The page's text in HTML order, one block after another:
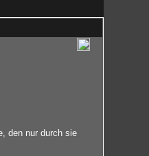
den nur durch sie